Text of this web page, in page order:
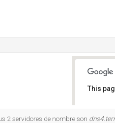
This
2 servidores de nombre son